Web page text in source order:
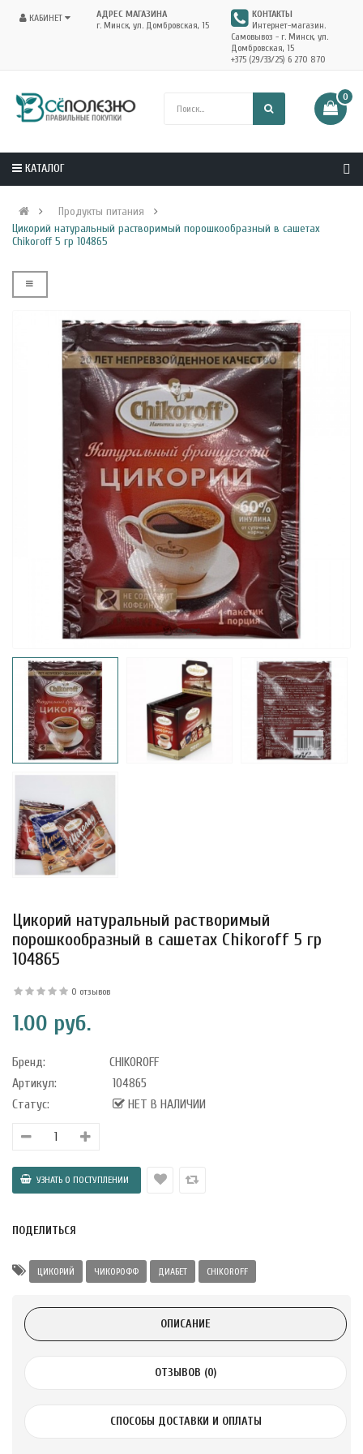
КАБИНЕТ
АДРЕС МАГАЗИНА
г. Минск, ул. Домбровская, 15
КОНТАКТЫ
Интернет-магазин.
Самовывоз - г. Минск, ул.
Домбровская, 15
+375 (29/33/25) 6 270 870
0
КАТАЛОГ
Продукты питания
Цикорий натуральный растворимый порошкообразный в сашетах
Chikoroff 5 гр 104865
в
здорово 75 г
Цикорий натуральный растворимый
порошкообразный в сашетах Chikoroff 5 гр
104865
0 отзывов
1.00 руб.
Бренд:
CHIKOROFF
Артикул:
104865
Статус:
НЕТ В НАЛИЧИИ
ПОДЕЛИТЬСЯ
ЦИКОРИЙ ЧИКОРОФФ ДИАБЕТ CHIKOROFF
ОПИСАНИЕ
ОТЗЫВОВ (0)
СПОСОБЫ ДОСТАВКИ И ОПЛАТЫ